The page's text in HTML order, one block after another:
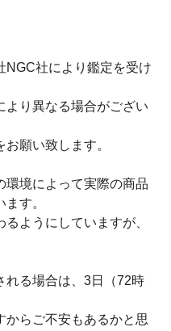
NGC社により鑑定を受け
より異なる場合がござい
願い致します。
環境によって実際の商品
す。
ようにしていますが、
れる場合は、3日（72時
からご不安もあるかと思